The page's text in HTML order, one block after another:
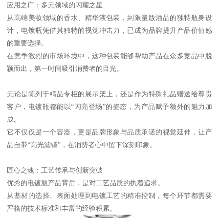
应用之广：多元领域的闪耀之星
从高端美妆领域的香水、精华液包装，到限量版酒品的独特瓶身设
计，电镀瓶凭借其独特的视觉冲击力，已成为品牌提升产品价值感
的重要选择。
在竞争激烈的市场环境中，这种包装能够帮助产品在众多竞品中脱
颖而出，第一时间吸引消费者的目光。
无论是陈列于精品专柜的展示架上，还是作为特殊礼品赠送给尊贵
客户，电镀瓶都能以“闪亮登场”的姿态，为产品赋予额外的魅力加
成。
它不仅仅是一个容器，更是品牌形象与品质承诺的视觉延伸，让产
品自带“高光滤镜”，在消费者心中留下深刻印象。
匠心之魂：工艺传承与创新突破
优秀的电镀瓶产品背后，是对工艺品质的执着追求。
从基材的选择、表面处理到电镀工艺的精准控制，每个环节都需要
严格的技术标准和丰富的经验积累。